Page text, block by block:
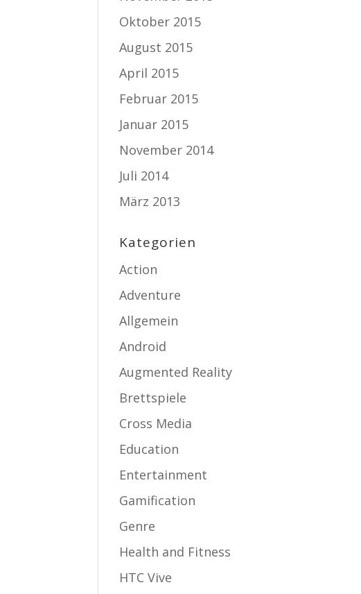
Oktober 2015
August 2015
April 2015
Februar 2015
Januar 2015
November 2014
Juli 2014
März 2013
Kategorien
Action
Adventure
Allgemein
Android
Augmented Reality
Brettspiele
Cross Media
Education
Entertainment
Gamification
Genre
Health and Fitness
HTC Vive